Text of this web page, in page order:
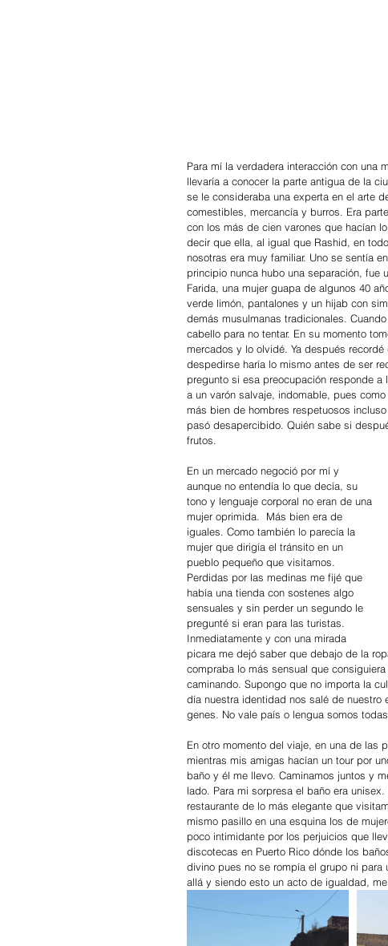
Para mí la verdadera interacción con una
llevaría a conocer la parte antigua de la
se le consideraba una experta en el arte
comestibles, mercancía y burros. Era
con los más de cien varones que hacían
decir que ella, al igual que Rashid, en
nosotras era muy familiar. Uno se sentía
principio nunca hubo una separación, fue
Farida, una mujer guapa de algunos 40
verde limón, pantalones y un hijab con
demás musulmanas tradicionales.
cabello para no tentar. En su momento
mercados y lo olvidé. Ya después
despedirse haría lo mismo antes de ser
pregunto si esa preocupación responde
a un varón salvaje, indomable, pues
más bien de hombres respetuosos
pasó desapercibido. Quién sabe si
frutos.
En un mercado negoció por mí y
aunque no entendía lo que decía, su
tono y lenguaje corporal no eran de una
mujer oprimida.  Más bien era de
iguales. Como también lo parecía la
mujer que dirigía el tránsito en un
pueblo pequeño que visitamos.
Perdidas por las medinas me fijé que
había una tienda con sostenes algo
sensuales y sin perder un segundo le
pregunté si eran para las turistas.
Inmediatamente y con una mirada
picara me dejó saber que debajo de la
compraba lo más sensual que
caminando. Supongo que no importa la
día nuestra identidad nos salé de nuestro
genes. No vale país o lengua somos
En otro momento del viaje, en una de las
mientras mis amigas hacían un tour por
baño y él me llevo. Caminamos juntos y
lado. Para mi sorpresa el baño era
restaurante de lo más elegante que
mismo pasillo en una esquina los de
poco intimidante por los perjuicios que
discotecas en Puerto Rico dónde los
divino pues no se rompía el grupo ni
allá y siendo esto un acto de igualdad,